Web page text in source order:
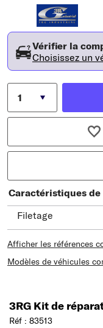
Vérifier la
Choisissez un
Caractéristiques
Filetage
Afficher les références
Modèles de véhicules
3RG Kit de
Réf : 83513